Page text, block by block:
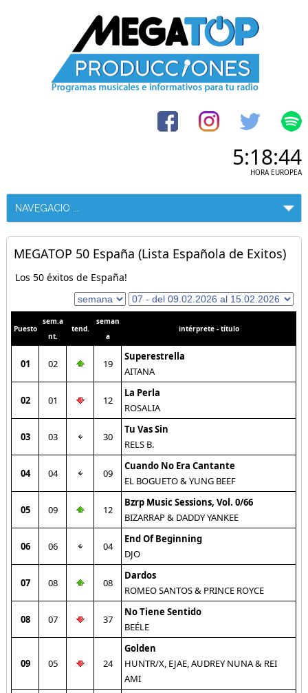
5:18:44
HORA EUROPEA
MEGATOP 50 España (Lista Española de Exitos)
Los 50 éxitos de España!
Puesto
sem.a
nt.
tend.
seman
a
intérprete - título
01 02 19
Superestrella
AITANA
02 01 12
La Perla
ROSALIA
03 03 30
Tu Vas Sin
RELS B.
04 04 09
Cuando No Era Cantante
EL BOGUETO & YUNG BEEF
05 09 12
Bzrp Music Sessions, Vol. 0/66
BIZARRAP & DADDY YANKEE
06 06 04
End Of Beginning
DJO
07 08 08
Dardos
ROMEO SANTOS & PRINCE ROYCE
08 07 37
No Tiene Sentido
BEÉLE
09 05 24
Golden
HUNTR/X, EJAE, AUDREY NUNA & REI
AMI